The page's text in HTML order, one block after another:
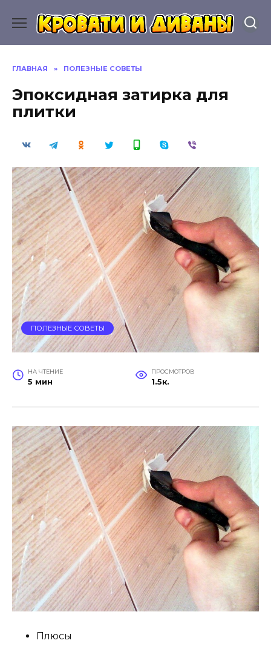
содержанию
ГЛАВНАЯ » ПОЛЕЗНЫЕ СОВЕТЫ
Эпоксидная затирка для
плитки
ПОЛЕЗНЫЕ СОВЕТЫ
НА ЧТЕНИЕ
5 мин
ПРОСМОТРОВ
1.5к.
Плюсы